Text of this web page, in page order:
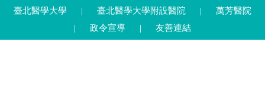
臺北醫學大學 | 臺北醫學大學附設醫院 |
萬芳醫院
|
政令宣導 | 友善連結